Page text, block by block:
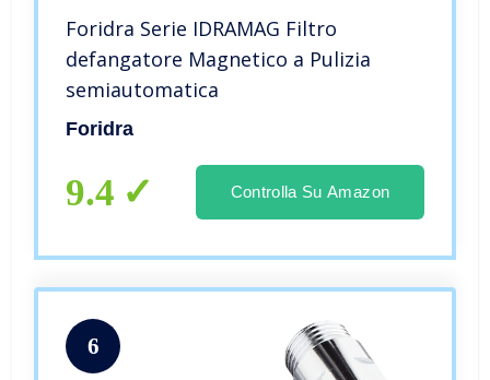
Foridra Serie IDRAMAG Filtro
defangatore Magnetico a Pulizia
semiautomatica
Foridra
9.4 Controlla Su Amazon
6